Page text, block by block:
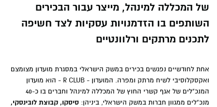
של המכללה למינהל, מייצר עבור הבכירים
השותפים בו הזדמנויות עסקיות לצד חשיפה
לתכנים מרתקים ורלוונטיים
אחת לחודשיים נפגשים בכירים במשק הישראלי במסגרת מועדון מצומצם
ואקסקלוסיבי לשיח מרתק ומפרה. המועדון - R CLUB - הוא מועדון
המנכ"לים של אגף קשרי החוץ של המכללה למינהל וחברים בו כ-40
מנכ"לים ממגוון חברות במשק הישראלי, ביניהן: סיסקו, קבוצת לובינסקי,